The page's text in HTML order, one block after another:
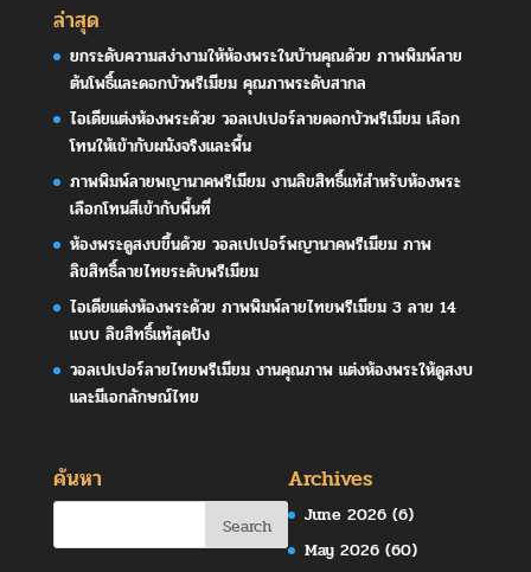
ล่าสุด
ยกระดับความสง่างามให้ห้องพระในบ้านคุณด้วย ภาพพิมพ์ลาย
ต้นโพธิ์และดอกบัวพรีเมียม คุณภาพระดับสากล
ไอเดียแต่งห้องพระด้วย วอลเปเปอร์ลายดอกบัวพรีเมียม เลือก
โทนให้เข้ากับผนังจริงและพื้น
ภาพพิมพ์ลายพญานาคพรีเมียม งานลิขสิทธิ์แท้สำหรับห้องพระ
เลือกโทนสีเข้ากับพื้นที่
ห้องพระดูสงบขึ้นด้วย วอลเปเปอร์พญานาคพรีเมียม ภาพ
ลิขสิทธิ์ลายไทยระดับพรีเมียม
ไอเดียแต่งห้องพระด้วย ภาพพิมพ์ลายไทยพรีเมียม 3 ลาย 14
แบบ ลิขสิทธิ์แท้สุดปัง
วอลเปเปอร์ลายไทยพรีเมียม งานคุณภาพ แต่งห้องพระให้ดูสงบ
และมีเอกลักษณ์ไทย
ค้นหา Archives
June 2026 (6)
May 2026 (60)